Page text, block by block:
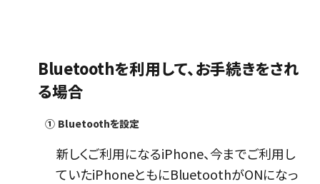
Bluetoothを利用して、お手続きをされ
る場合
① Bluetoothを設定
新しくご利用になるiPhone、今までご利用し
ていたiPhoneともにBluetoothがONになっ